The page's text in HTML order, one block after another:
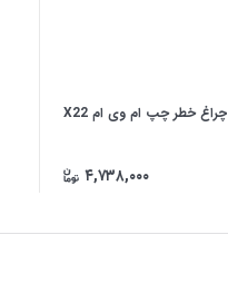
چراغ خطر چپ ام وی ام X22
۴,۷۳۸,۰۰۰